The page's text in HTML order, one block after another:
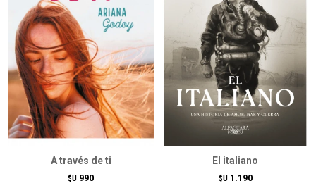
A través de ti
$U 990
El italiano
$U 1.190